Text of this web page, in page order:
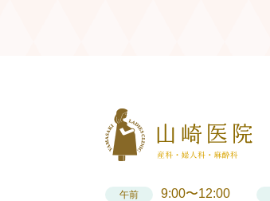
午前 9:00〜12:00